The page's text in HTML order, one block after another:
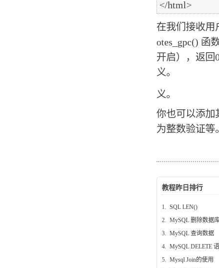
在我们接收用
otes_gpc() 函
开启），返回
义。
义。
你也可以添加
为整数验证等
教程昨日排行
1. SQL LEN()
2. MySQL 删除数据
3. MySQL 查询数据
4. MySQL DELETE
5. Mysql Join的使用